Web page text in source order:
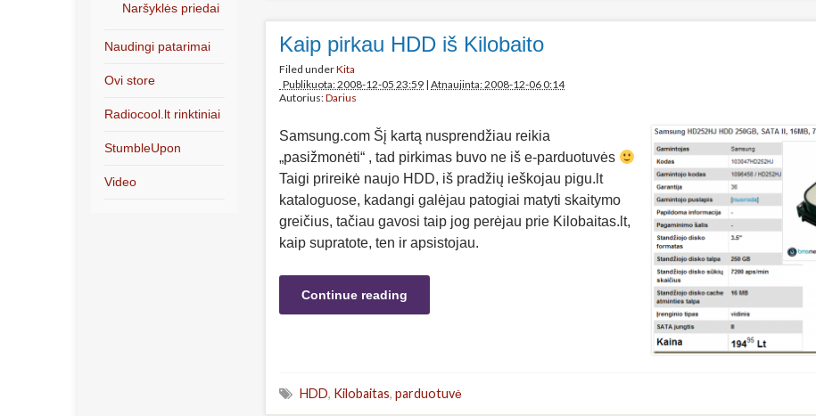
Kaip pirkau HDD iš Kilobaito
Filed underKita
Publikuota: 2008-12-05 23:59 | Atnaujinta: 2008-12-06 0:14
Autorius:Darius
Samsung.com Šį kartą nusprendžiau reikia
„pasižmonėti“ , tad pirkimas buvo ne iš e-parduotuvės
Taigi prireikė naujo HDD, iš pradžių ieškojau pigu.lt
kataloguose, kadangi galėjau patogiai matyti skaitymo
greičius, tačiau gavosi taip jog perėjau prie Kilobaitas.lt,
kaip supratote, ten ir apsistojau.
Continue reading
HDD, Kilobaitas, parduotuvė
Naršyklės priedai
Naudingi patarimai
Ovi store
Radiocool.lt rinktiniai
StumbleUpon
Video